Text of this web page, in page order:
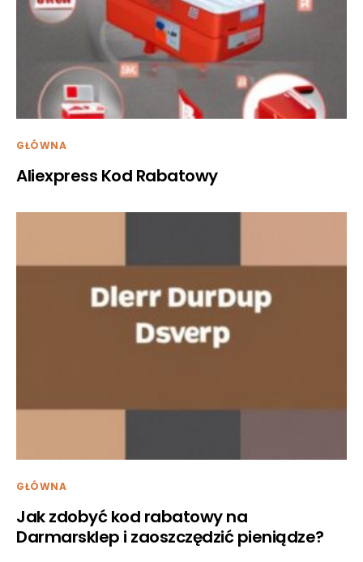
GŁÓWNA
Aliexpress Kod Rabatowy
GŁÓWNA
Jak zdobyć kod rabatowy na
Darmarsklep i zaoszczędzić pieniądze?